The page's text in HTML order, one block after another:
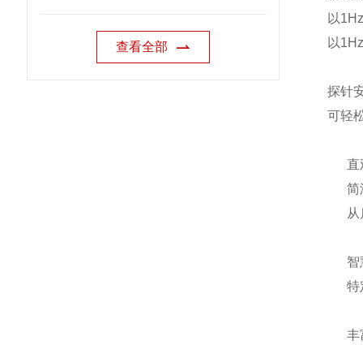
查看全部
以
以
探针
可轻
直
简
智
特
丰